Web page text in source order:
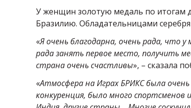
У женщин золотую медаль по итогам
Бразилию. Обладательницами
«Я очень благодарна, очень рада, что
рада занять первое место, получить
страна очень счастливы», – сказала
«Атмосфера на Играх БРИКС была
конкуренция, было много спортсменов